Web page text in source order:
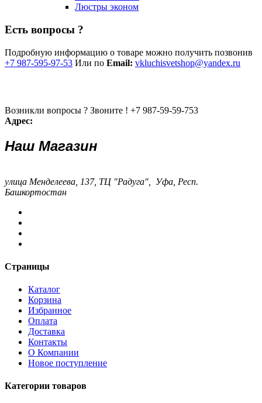
Люстры эконом
Есть вопросы ?
Подробную информацию о товаре можно получить позвонив
+7 987-595-97-53 Или по Email: vkluchisvetshop@yandex.ru
Возникли вопросы ? Звоните ! +7 987-59-59-753
Адрес:
Наш Магазин
улица Менделеева, 137, ТЦ "Радуга", Уфа, Респ.
Башкортостан
Страницы
Каталог
Корзина
Избранное
Оплата
Доставка
Контакты
О Компании
Новое поступление
Категории товаров